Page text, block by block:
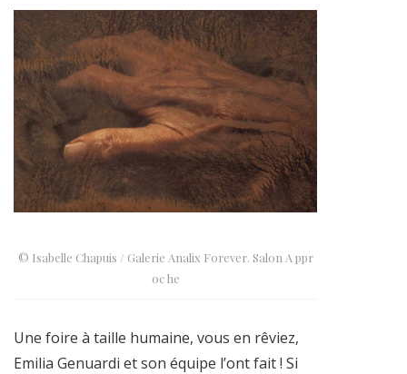
© Isabelle Chapuis / Galerie Analix Forever. Salon A ppr
oc he
Une foire à taille humaine, vous en rêviez,
Emilia Genuardi et son équipe l’ont fait ! Si